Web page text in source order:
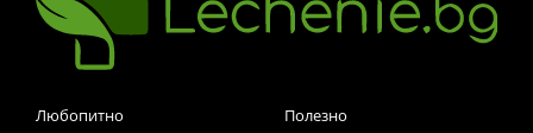
Любопитно
Полезно